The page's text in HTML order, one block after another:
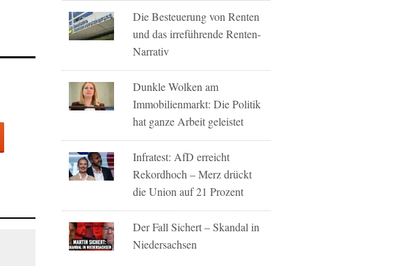
Die Besteuerung von Renten
und das irreführende Renten-
Narrativ
Dunkle Wolken am
Immobilienmarkt: Die Politik
hat ganze Arbeit geleistet
Infratest: AfD erreicht
Rekordhoch – Merz drückt
die Union auf 21 Prozent
Der Fall Sichert – Skandal in
Niedersachsen